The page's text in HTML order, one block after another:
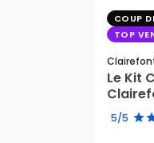
COUP
TOP
Le Kit
5/5